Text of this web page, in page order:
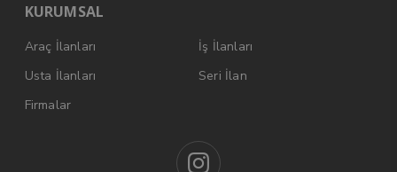
KURUMSAL
Araç İlanları
İş İlanları
Usta İlanları
Seri İlan
Firmalar